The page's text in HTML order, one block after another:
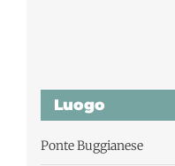
Luogo
Ponte Buggianese